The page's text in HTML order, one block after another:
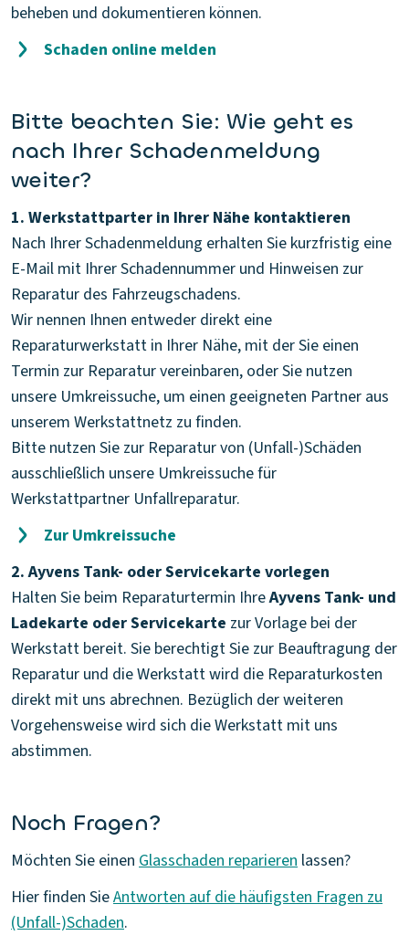
beheben und dokumentieren können.
Schaden online melden
Bitte beachten Sie: Wie geht es
nach Ihrer Schadenmeldung
weiter?
1. Werkstattparter in Ihrer Nähe kontaktieren
Nach Ihrer Schadenmeldung erhalten Sie kurzfristig eine
E-Mail mit Ihrer Schadennummer und Hinweisen zur
Reparatur des Fahrzeugschadens.
Wir nennen Ihnen entweder direkt eine
Reparaturwerkstatt in Ihrer Nähe, mit der Sie einen
Termin zur Reparatur vereinbaren, oder Sie nutzen
unsere Umkreissuche, um einen geeigneten Partner aus
unserem Werkstattnetz zu finden.
Bitte nutzen Sie zur Reparatur von (Unfall-)Schäden
ausschließlich unsere Umkreissuche für
Werkstattpartner Unfallreparatur.
Zur Umkreissuche
2. Ayvens Tank- oder Servicekarte vorlegen
Halten Sie beim Reparaturtermin IhreAyvens Tank- und
Ladekarte oder Servicekarte zur Vorlage bei der
Werkstatt bereit. Sie berechtigt Sie zur Beauftragung der
Reparatur und die Werkstatt wird die Reparaturkosten
direkt mit uns abrechnen. Bezüglich der weiteren
Vorgehensweise wird sich die Werkstatt mit uns
abstimmen.
Noch Fragen?
Möchten Sie einen Glasschaden reparieren lassen?
Hier finden SieAntworten auf die häufigsten Fragen zu
(Unfall-)Schaden.